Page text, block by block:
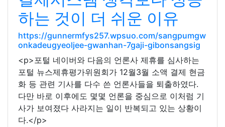
하는 것이 더 쉬운 이유
https://gunnermfys257.wpsuo.com/sangpumgw
onkadeugyeoljee-gwanhan-7gaji-gibonsangsig
<p>포털 네이버와 다음의 언론사 제휴를 심사하는
포털 뉴스제휴평가위원회가 12월3월 소액 결제 현금
화 등 관련 기사를 다수 쓴 언론사들을 퇴출하였다.
다만 바로 이후에도 몇몇 언론을 중심으로 이처럼 기
사가 보여졌다 사라지는 일이 반복되고 있는 상황이
다.</p>